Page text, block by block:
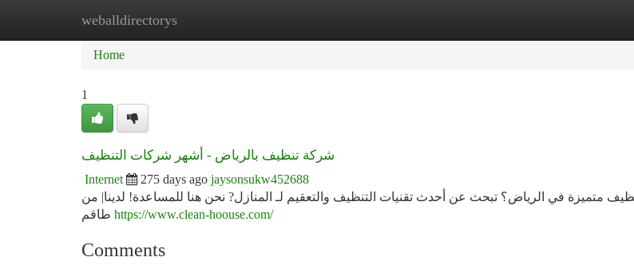
weballdirectorys
Home New Site Listings
Home
1
شركة تنظيف بالرياض - أشهر شركات التنظيف
Internet 275 days ago jaysonsukw452688
متميزة في الرياض؟ تبحث عن أحدث تقنيات التنظيف والتعقيم لـ المنازل? نحن هنا للمساعدة! لدينا| من
https://www.clean-hoouse.com/
Comments